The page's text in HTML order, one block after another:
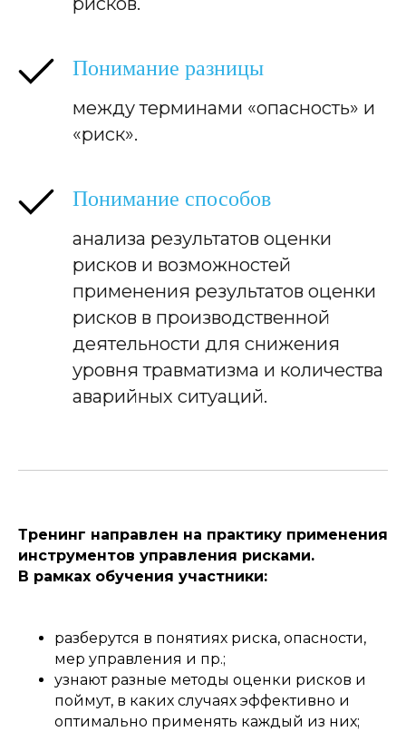
Понимание разницы
между терминами «опасность» и
«риск».
Понимание способов
анализа результатов оценки
рисков и возможностей
применения результатов оценки
рисков в производственной
деятельности для снижения
уровня травматизма и количества
аварийных ситуаций.
Тренинг направлен на практику применения
инструментов управления рисками.
В рамках обучения участники:
разберутся в понятиях риска, опасности,
мер управления и пр.;
узнают разные методы оценки рисков и
поймут, в каких случаях эффективно и
оптимально применять каждый из них;